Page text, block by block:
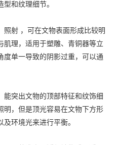
和纹理细节。
照射 ，可在文物表面形成比较明
肌理，适用于塑雕、青铜器等立
度单一导致的阴影过重，可以通
能突出文物的顶部特征和纹饰细
明，但是顶光容易在文物下方形
环境光来进行平衡。